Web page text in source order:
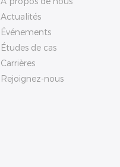
Actualités
Événements
Études de cas
Carrières
Rejoignez-nous